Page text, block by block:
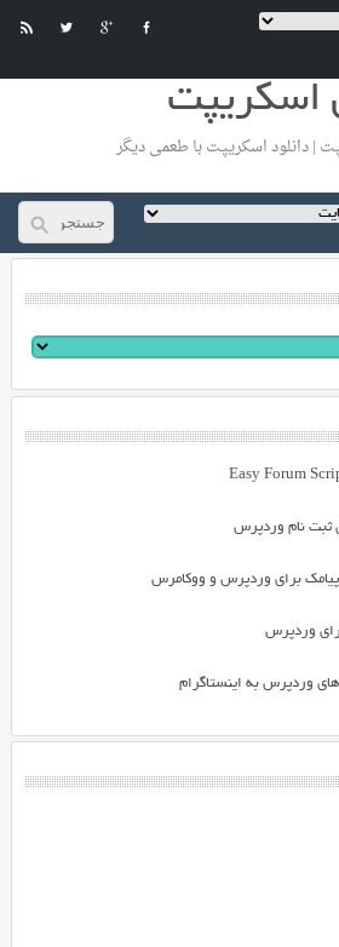
اسکریپت
| دانلود اسکریپت با طعمی دیگر
ثبت نام وردپرس
برای وردپرس و ووکامرس
وردپرس
وردپرس به اینستاگرام